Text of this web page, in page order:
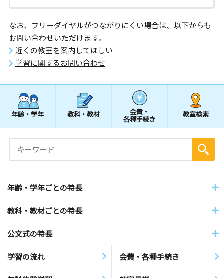
なお、フリーダイヤルがつながりにくい場合は、以下からも
お問い合わせいただけます。
近くの教室を案内してほしい
学習に関するお問い合わせ
年齢・学年 教科・教材 会費・
各種手続き
教室検索
年齢・学年ごとの特長
教科・教材ごとの特長
公文式の特長
学習の流れ 会費・各種手続き